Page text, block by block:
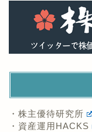
・株主優待研究所
・資産運用HACKS